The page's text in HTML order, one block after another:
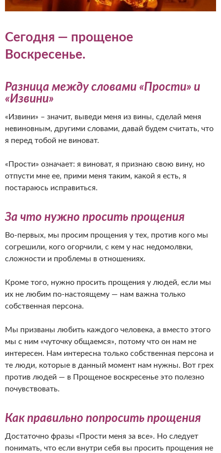
Сегодня — прощеное
Воскресенье.
Разница между словами «Прости» и
«Извини»
«Извини» – значит, выведи меня из вины, сделай меня
невиновным, другими словами, давай будем считать, что
я перед тобой не виноват.
«Прости» означает: я виноват, я признаю свою вину, но
отпусти мне ее, прими меня таким, какой я есть, я
постараюсь исправиться.
За что нужно просить прощения
Во-первых, мы просим прощения у тех, против кого мы
согрешили, кого огорчили, с кем у нас недомолвки,
сложности и проблемы в отношениях.
Кроме того, нужно просить прощения у людей, если мы
их не любим по-настоящему — нам важна только
собственная персона.
Мы призваны любить каждого человека, а вместо этого
мы с ним «чуточку общаемся», потому что он нам не
интересен. Нам интересна только собственная персона и
те люди, которые в данный момент нам нужны. Вот грех
против людей — в Прощеное воскресенье это полезно
почувствовать.
Как правильно попросить прощения
Достаточно фразы «Прости меня за все». Но следует
понимать, что если внутри себя вы просить прощения не